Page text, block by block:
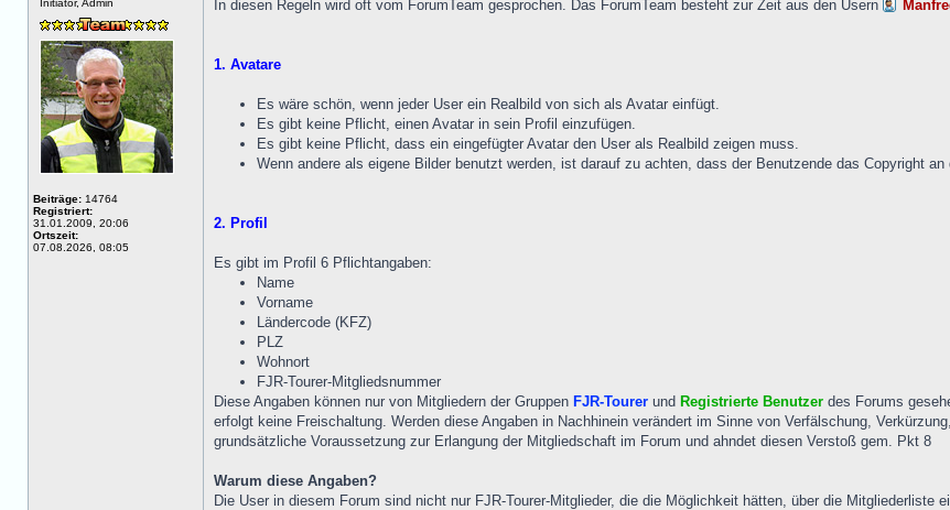
Initiator, Admin
Beiträge: 14764
Registriert:
31.01.2009, 20:06
Ortszeit:
07.08.2026, 08:05
In diesen Regeln wird oft vom ForumTeam gesprochen. Das ForumTeam besteht zur Zeit aus den Usern
1. Avatare
Es wäre schön, wenn jeder User ein Realbild von sich als Avatar einfügt.
Es gibt keine Pflicht, einen Avatar in sein Profil einzufügen.
Es gibt keine Pflicht, dass ein eingefügter Avatar den User als Realbild zeigen muss.
Wenn andere als eigene Bilder benutzt werden, ist darauf zu achten, dass der Benutzende das Copyright
2. Profil
Es gibt im Profil 6 Pflichtangaben:
Name
Vorname
Ländercode (KFZ)
PLZ
Wohnort
FJR-Tourer-Mitgliedsnummer
Diese Angaben können nur von Mitgliedern der Gruppen FJR-Tourer und Registrierte Benutzer des Forums
erfolgt keine Freischaltung. Werden diese Angaben in Nachhinein verändert im Sinne von Verfälschung,
grundsätzliche Voraussetzung zur Erlangung der Mitgliedschaft im Forum und ahndet diesen Verstoß gem. Pkt 8
Warum diese Angaben?
Die User in diesem Forum sind nicht nur FJR-Tourer-Mitglieder, die die Möglichkeit hätten, über die Mitgliederliste